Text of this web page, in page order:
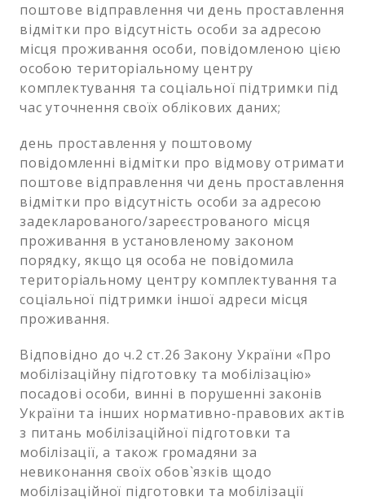
поштове відправлення чи день проставлення
відмітки про відсутність особи за адресою
місця проживання особи, повідомленою цією
особою територіальному центру
комплектування та соціальної підтримки під
час уточнення своїх облікових даних;
день проставлення у поштовому
повідомленні відмітки про відмову отримати
поштове відправлення чи день проставлення
відмітки про відсутність особи за адресою
задекларованого/зареєстрованого місця
проживання в установленому законом
порядку, якщо ця особа не повідомила
територіальному центру комплектування та
соціальної підтримки іншої адреси місця
проживання.
Відповідно до ч.2 ст.26 Закону України «Про
мобілізаційну підготовку та мобілізацію»
посадові особи, винні в порушенні законів
України та інших нормативно-правових актів
з питань мобілізаційної підготовки та
мобілізації, а також громадяни за
невиконання своїх обов`язків щодо
мобілізаційної підготовки та мобілізації